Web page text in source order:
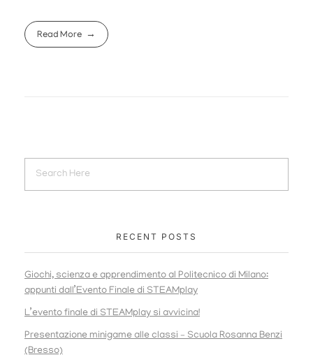
Read More
RECENT POSTS
Giochi, scienza e apprendimento al Politecnico di Milano:
appunti dall’Evento Finale di STEAMplay
L’evento finale di STEAMplay si avvicina!
Presentazione minigame alle classi – Scuola Rosanna Benzi
(Bresso)